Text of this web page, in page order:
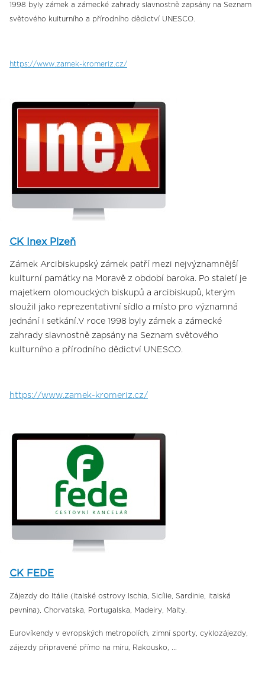
1998 byly zámek a zámecké zahrady slavnostně zapsány na Seznam
světového kulturního a přírodního dědictví UNESCO.
https://www.zamek-kromeriz.cz/
CK Inex Plzeň
Zámek Arcibiskupský zámek patří mezi nejvýznamnější
kulturní památky na Moravě z období baroka. Po staletí je
majetkem olomouckých biskupů a arcibiskupů, kterým
sloužil jako reprezentativní sídlo a místo pro významná
jednání i setkání.V roce 1998 byly zámek a zámecké
zahrady slavnostně zapsány na Seznam světového
kulturního a přírodního dědictví UNESCO.
https://www.zamek-kromeriz.cz/
CK FEDE
Zájezdy do Itálie (italské ostrovy Ischia, Sicílie, Sardinie, italská
pevnina), Chorvatska, Portugalska, Madeiry, Malty.
Eurovíkendy v evropských metropolích, zimní sporty, cyklozájezdy,
zájezdy připravené přímo na míru, Rakousko, ...